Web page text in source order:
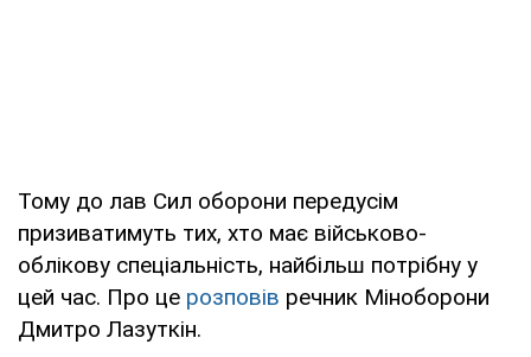
Тому до лав Сил оборони передусім
призиватимуть тих, хто має військово-
облікову спеціальність, найбільш потрібну у
цей час. Про це розповів речник Міноборони
Дмитро Лазуткін.